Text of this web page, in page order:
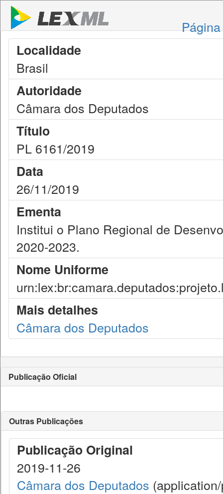
Localidade
Brasil
Autoridade
Câmara dos Deputados
Título
PL 6161/2019
Data
26/11/2019
Ementa
Institui o Plano Regional de
2020-2023.
Nome Uniforme
Mais detalhes
Câmara dos Deputados
Publicação Oficial
Outras Publicações
Publicação Original
2019-11-26
Câmara dos Deputados